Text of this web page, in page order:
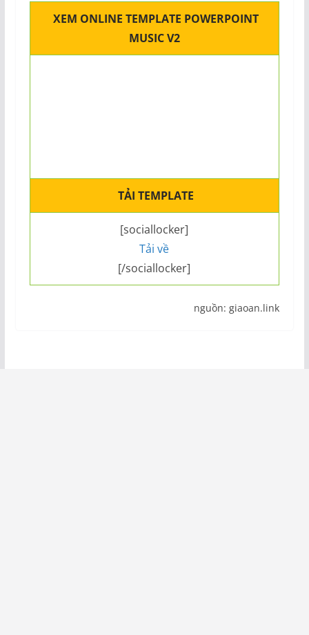
XEM ONLINE TEMPLATE POWERPOINT
MUSIC V2
TẢI TEMPLATE
[sociallocker]
Tải về
[/sociallocker]
nguồn: giaoan.link